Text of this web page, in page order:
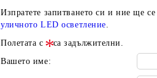
Изпратете запитването си и ние ще
уличното LED осветление.
Полетата с
са задължителни.
Вашето име: